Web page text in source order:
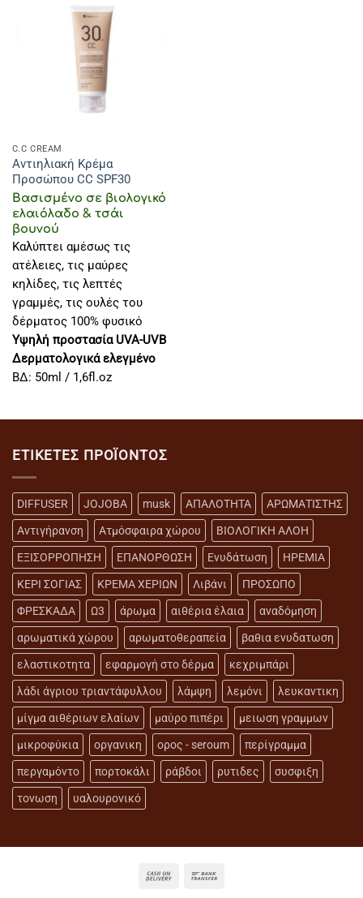
C.C CREAM
Αντιηλιακή Κρέμα
Προσώπου CC SPF30
Βασισμένο σε βιολογικό
ελαιόλαδο & τσάι
βουνού
Καλύπτει αμέσως τις
ατέλειες, τις μαύρες
κηλίδες, τις λεπτές
γραμμές, τις ουλές του
δέρματος 100% φυσικό
Υψηλή προστασία UVA-UVB
Δερματολογικά ελεγμένο
ΒΔ: 50ml / 1,6fl.oz
ΕΤΙΚΈΤΕΣ ΠΡΟΪΌΝΤΟΣ
DIFFUSER JOJOBA musk ΑΠΑΛΟΤΗΤΑ ΑΡΩΜΑΤΙΣΤΗΣ
Αντιγήρανση Ατμόσφαιρα χώρου ΒΙΟΛΟΓΙΚΗ ΑΛΟΗ
ΕΞΙΣΟΡΡΟΠΗΣΗ ΕΠΑΝΟΡΘΩΣΗ Ενυδάτωση ΗΡΕΜΙΑ
ΚΕΡΙ ΣΟΓΙΑΣ ΚΡΕΜΑ ΧΕΡΙΩΝ Λιβάνι ΠΡΟΣΩΠΟ
ΦΡΕΣΚΑΔΑ Ω3 άρωμα αιθέρια έλαια αναδόμηση
αρωματικά χώρου αρωματοθεραπεία βαθια ενυδατωση
ελαστικοτητα εφαρμογή στο δέρμα κεχριμπάρι
λάδι άγριου τριαντάφυλλου λάμψη λεμόνι λευκαντικη
μίγμα αιθέριων ελαίων μαύρο πιπέρι μειωση γραμμων
μικροφύκια οργανικη ορος - seroum περίγραμμα
περγαμόντο πορτοκάλι ράβδοι ρυτιδες συσφιξη
τονωση υαλουρονικό